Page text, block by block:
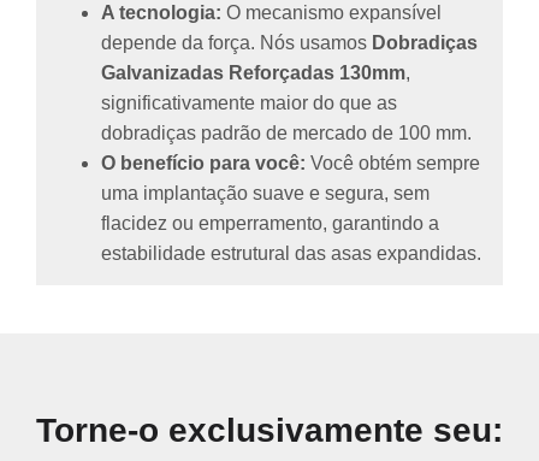
A tecnologia: O mecanismo expansível
depende da força. Nós usamos Dobradiças
Galvanizadas Reforçadas 130mm,
significativamente maior do que as
dobradiças padrão de mercado de 100 mm.
O benefício para você: Você obtém sempre
uma implantação suave e segura, sem
flacidez ou emperramento, garantindo a
estabilidade estrutural das asas expandidas.
Torne-o exclusivamente seu: